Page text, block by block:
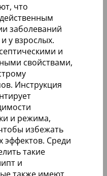
что
заболеваний
и у взрослых.
и
свойствами,
Инструкция
и режима,
избежать
Среди
такие
и
также имеют